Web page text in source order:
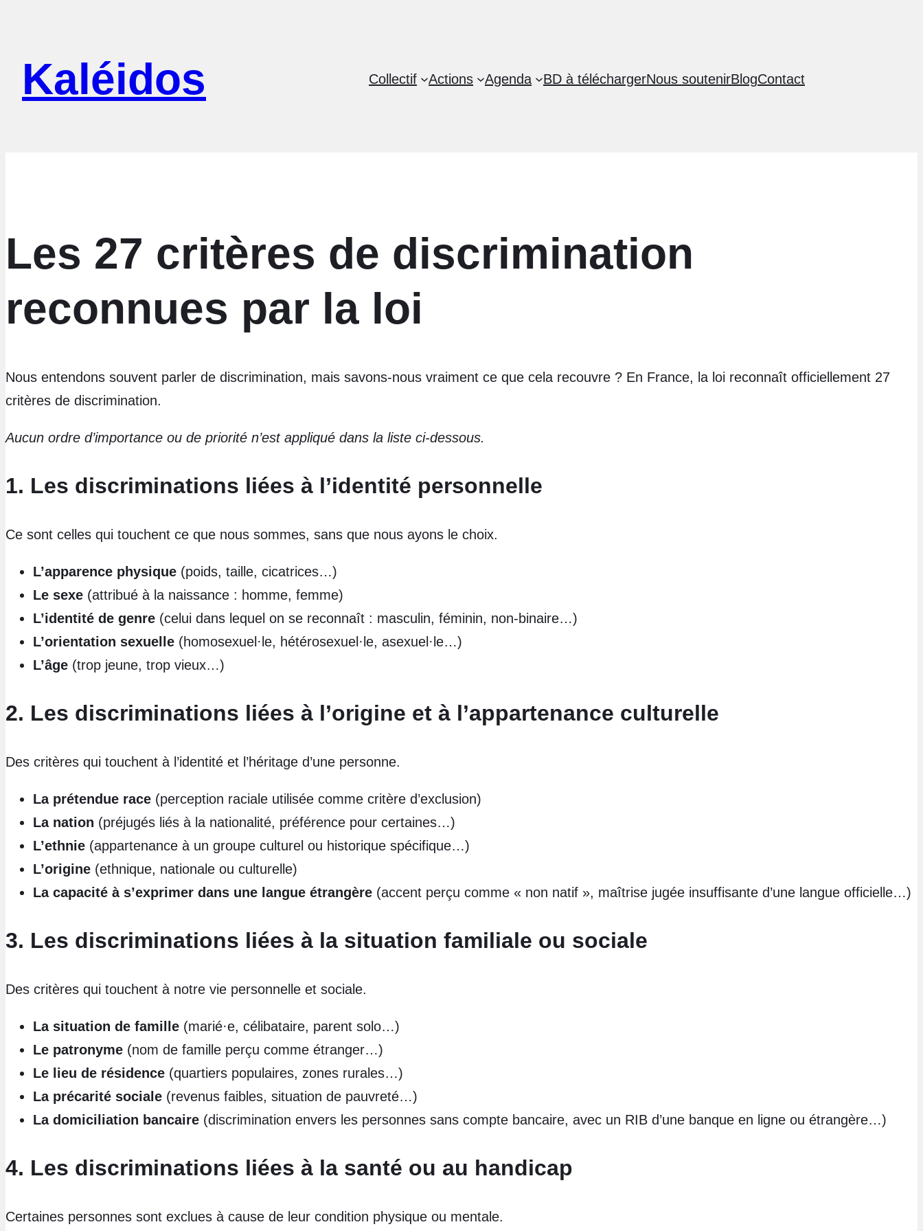
contenu
Kaléidos Collectif Actions Agenda BD à téléchargerNous soutenirBlogContact
Les 27 critères de discrimination
reconnues par la loi
Nous entendons souvent parler de discrimination, mais savons-nous vraiment ce que cela recouvre ? En France, la loi reconnaît officiellement 27
critères de discrimination.
Aucun ordre d’importance ou de priorité n’est appliqué dans la liste ci-dessous.
1. Les discriminations liées à l’identité personnelle
Ce sont celles qui touchent ce que nous sommes, sans que nous ayons le choix.
L’apparence physique (poids, taille, cicatrices…)
Le sexe (attribué à la naissance : homme, femme)
L’identité de genre (celui dans lequel on se reconnaît : masculin, féminin, non-binaire…)
L’orientation sexuelle (homosexuel·le, hétérosexuel·le, asexuel·le…)
L’âge (trop jeune, trop vieux…)
2. Les discriminations liées à l’origine et à l’appartenance culturelle
Des critères qui touchent à l’identité et l’héritage d’une personne.
La prétendue race (perception raciale utilisée comme critère d’exclusion)
La nation (préjugés liés à la nationalité, préférence pour certaines…)
L’ethnie (appartenance à un groupe culturel ou historique spécifique…)
L’origine (ethnique, nationale ou culturelle)
La capacité à s’exprimer dans une langue étrangère (accent perçu comme « non natif », maîtrise jugée insuffisante d’une langue officielle…)
3. Les discriminations liées à la situation familiale ou sociale
Des critères qui touchent à notre vie personnelle et sociale.
La situation de famille (marié·e, célibataire, parent solo…)
Le patronyme (nom de famille perçu comme étranger…)
Le lieu de résidence (quartiers populaires, zones rurales…)
La précarité sociale (revenus faibles, situation de pauvreté…)
La domiciliation bancaire (discrimination envers les personnes sans compte bancaire, avec un RIB d’une banque en ligne ou étrangère…)
4. Les discriminations liées à la santé ou au handicap
Certaines personnes sont exclues à cause de leur condition physique ou mentale.